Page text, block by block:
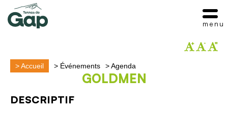
>Accueil > Événements >Agenda
GOLDMEN
DESCRIPTIF
menu